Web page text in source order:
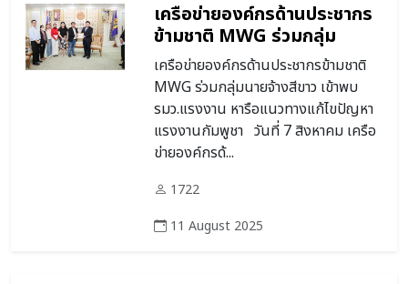
เครือข่ายองค์กรด้านประชากร
ข้ามชาติ MWG ร่วมกลุ่ม
นายจ้างสีขาว เข้าพบ
รมว.แรงงาน หารือแนวทาง
แก้ไขปัญหาแรงงานกัมพูชา
เครือข่ายองค์กรด้านประชากรข้ามชาติ
MWG ร่วมกลุ่มนายจ้างสีขาว เข้าพบ
รมว.แรงงาน หารือแนวทางแก้ไขปัญหา
แรงงานกัมพูชา วันที่ 7 สิงหาคม เครือ
ข่ายองค์กรด้...
1722
11 August 2025